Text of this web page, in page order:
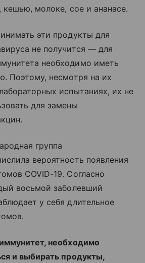
кешью, молоке, сое и ананасе.
эти продукты для
не получится — для
необходимо иметь
Поэтому, несмотря на их
испытаниях, их не
для замены
группа
вероятность появления
COVID-19. Согласно
восьмой заболевший
у себя длительное
необходимо
и выбирать продукты,